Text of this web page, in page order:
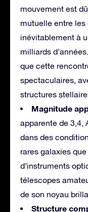
mouvement est
mutuelle entre
inévitablement à
milliards
que cette
spectaculaires,
structures
Magnitude
apparente de 3,4,
dans des
rares galaxies que
d’instruments
télescopes
de son noyau
Structure